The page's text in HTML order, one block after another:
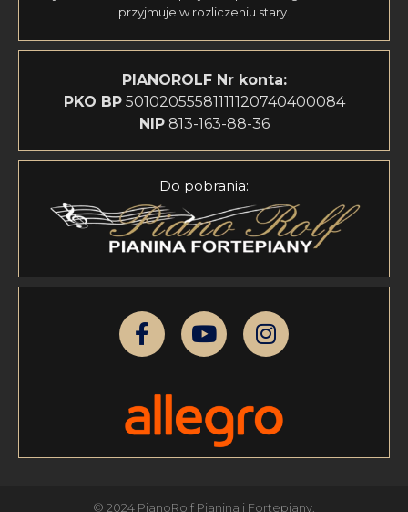
przyjmuje w rozliczeniu stary.
PIANOROLF Nr konta:
PKO BP50102055581111120740400084
NIP813-163-88-36
Do pobrania:
© 2024 PianoRolf Pianina i Fortepiany.